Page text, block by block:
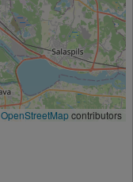
OpenStreetMapcontributors